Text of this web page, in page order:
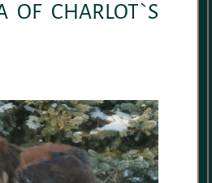
OF CHARLOT`S